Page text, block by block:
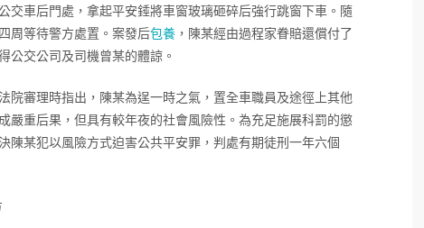
交車后門處，拿起平安錘將車窗玻璃砸碎后強行跳窗下車。隨
周等待警方處置。案發后包養 ，陳某經由過程家眷賠還償付了
公交公司及司機曾某的體諒。
院審理時指出，陳某為逞一時之氣，置全車職員及途徑上其他
嚴重后果，但具有較年夜的社會風險性。為充足施展科罰的懲
陳某犯以風險方式迫害公共平安罪，判處有期徒刑一年六個